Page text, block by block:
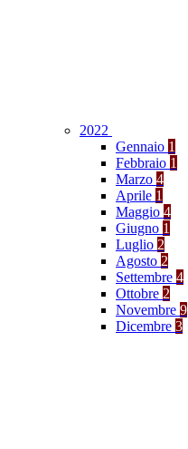
2022
Gennaio 1
Febbraio 1
Marzo 4
Aprile 1
Maggio 4
Giugno 1
Luglio 2
Agosto 2
Settembre 4
Ottobre 2
Novembre 9
Dicembre 3